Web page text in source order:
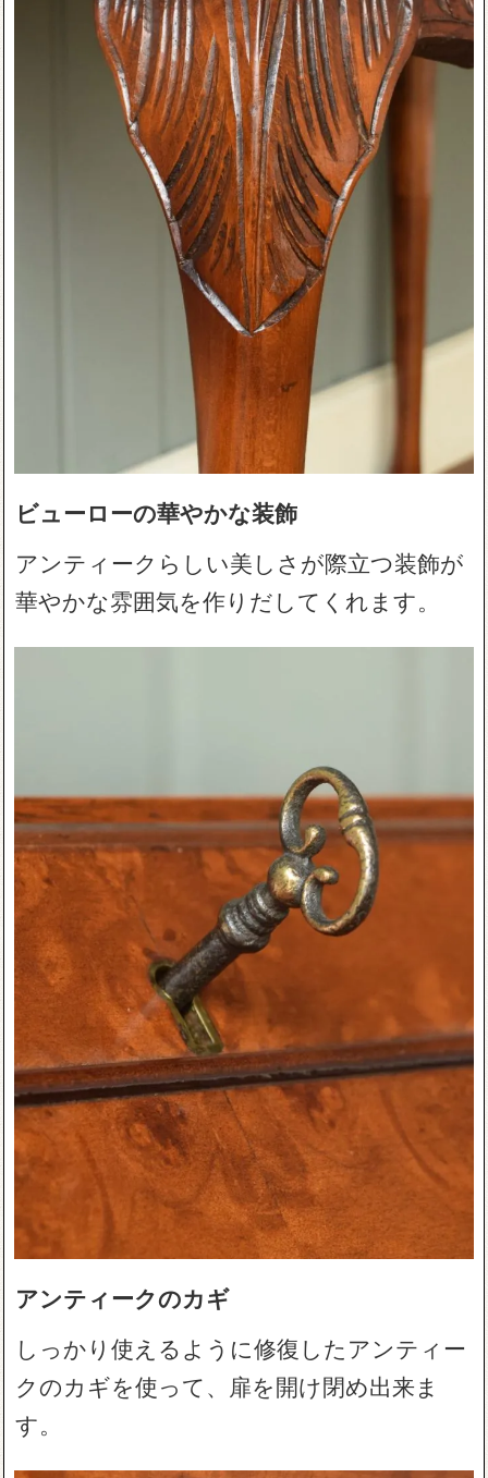
ビューローの華やかな装飾
アンティークらしい美しさが際立つ装飾が
華やかな雰囲気を作りだしてくれます。
アンティークのカギ
しっかり使えるように修復したアンティー
クのカギを使って、扉を開け閉め出来ま
す。